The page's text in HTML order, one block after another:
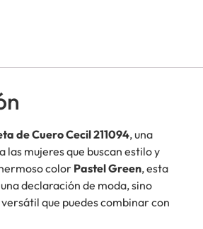
de Cuero Cecil 211094, una
las mujeres que buscan estilo y
colorPastel Green, esta
declaración de moda, sino
que puedes combinar con